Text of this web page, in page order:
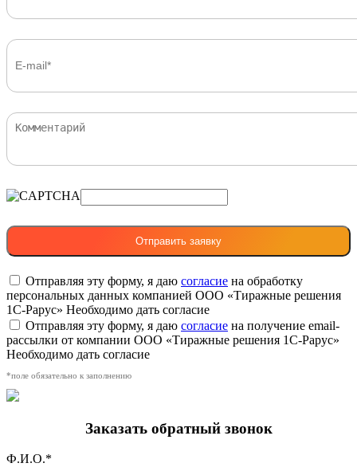
Отправляя эту форму, я даю согласие на обработку
персональных данных компанией ООО «Тиражные решения
1С-Рарус» Необходимо дать согласие
Отправляя эту форму, я даю согласие на получение email-
рассылки от компании ООО «Тиражные решения 1С-Рарус»
Необходимо дать согласие
*поле обязательно к заполнению
Заказать обратный звонок
Ф.И.О.*